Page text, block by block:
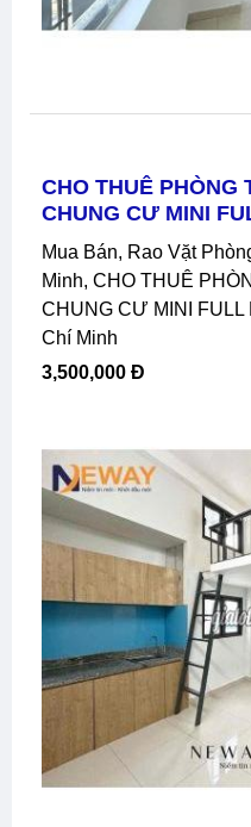
CHO THUÊ PHÒNG
CHUNG CƯ MINI
Mua Bán, Rao Vặt Phòng Trọ Tân Phú Hồ Chí
Minh, CHO THUÊ
CHUNG CƯ MINI FULL
Chí Minh
3,500,000 Đ